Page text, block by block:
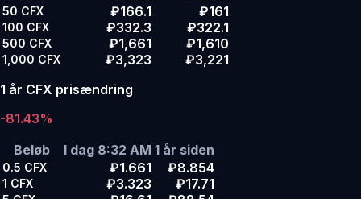
50 CFX ₽166.1 ₽161
100 CFX ₽332.3 ₽322.1
500 CFX ₽1,661 ₽1,610
1,000 CFX ₽3,323
₽3,221
1 år CFX prisændring
-81.43%
Beløb
I dag 8:32 AM 1 år siden
0.5 CFX ₽1.661 ₽8.854
1 CFX ₽3.323 ₽17.71